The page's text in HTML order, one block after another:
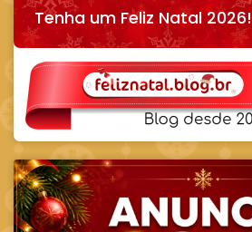
Tenha um Feliz Natal 2026!